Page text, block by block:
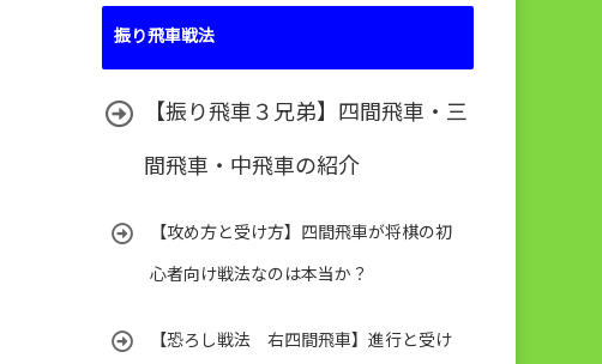
振り飛車戦法
【振り飛車３兄弟】四間飛車・三
間飛車・中飛車の紹介
【攻め方と受け方】四間飛車が将棋の初
心者向け戦法なのは本当か？
【恐ろし戦法 右四間飛車】進行と受け